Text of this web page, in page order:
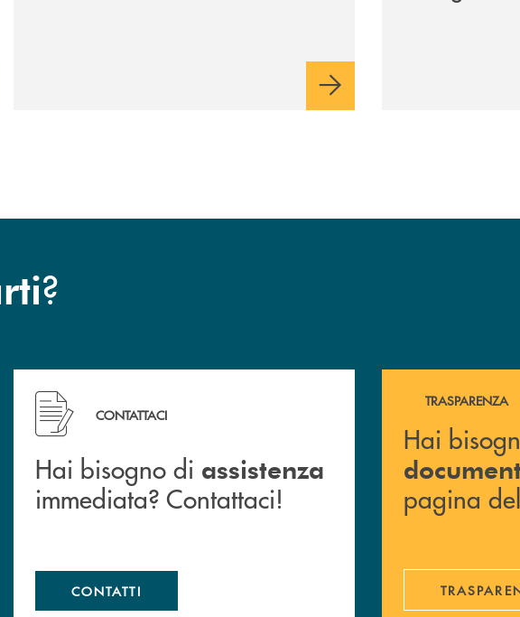
territori al
?
di Banca Monte Pruno
Hai bisogno di assistenza immediata? Contattaci!
CONTATTACI
Hai bisogno di assistenza
immediata? Contattaci!
CONTATTI
Hai bisogno di
TRASPARENZA
Hai
pagina